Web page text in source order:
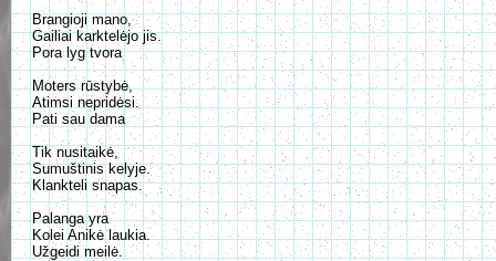
Brangioji mano,
Gailiai karktelėjo jis.
Pora lyg tvora
Moters rūstybė,
Atimsi nepridėsi.
Pati sau dama
Tik nusitaikė,
Sumuštinis kelyje.
Klankteli snapas.
Palanga yra
Kolei Anikė laukia.
Užgeidi meilė.